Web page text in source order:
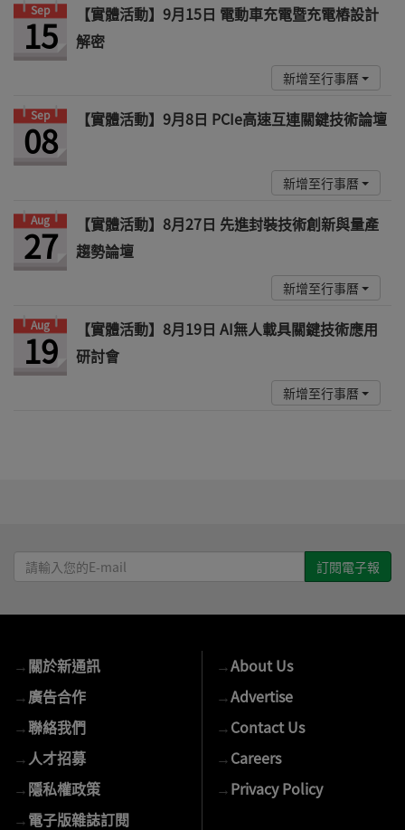
Sep
15
【實體活動】9月15日 電動車充電暨充電樁設計
解密
新增至行事曆
Sep
08 【實體活動】9月8日 PCIe高速互連關鍵技術論壇
新增至行事曆
Aug
27
【實體活動】8月27日 先進封裝技術創新與量產
趨勢論壇
新增至行事曆
Aug
19
【實體活動】8月19日 AI無人載具關鍵技術應用
研討會
新增至行事曆
請
輸
E-
mail
→關於新通訊
→廣告合作
→聯絡我們
→ 人才招募
→隱私權政策
→電子版雜誌訂閱
→About Us
→Advertise
→Contact Us
→Careers
→Privacy Policy